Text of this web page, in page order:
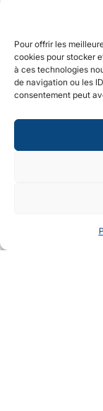
Pour offrir les
cookies pour stocker
à ces technologies
de navigation ou les
consentement peut